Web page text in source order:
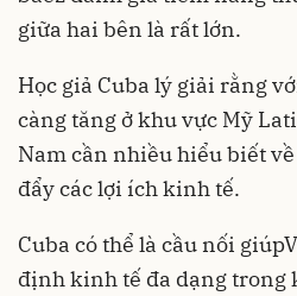
giữa hai bên là rất lớn.
Học giả Cuba lý giải rằng
càng tăng ở khu vực Mỹ
Nam cần nhiều hiểu biết
đẩy các lợi ích kinh tế.
Cuba có thể là cầu nối
định kinh tế đa dạng trong